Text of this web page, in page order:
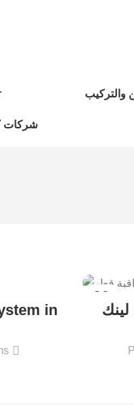
والتركيب
شركات
in
30
MAY